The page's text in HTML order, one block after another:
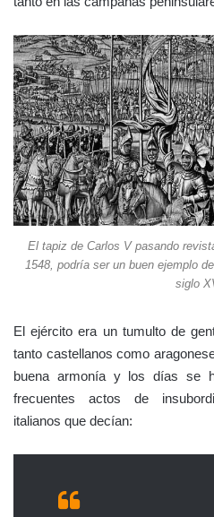
El tapiz de Carlos V pasando
1548, podría ser un buen ejemplo
siglo
El ejército era un tumulto de
tanto castellanos como
buena armonía y los días se
frecuentes actos de
italianos que decían: